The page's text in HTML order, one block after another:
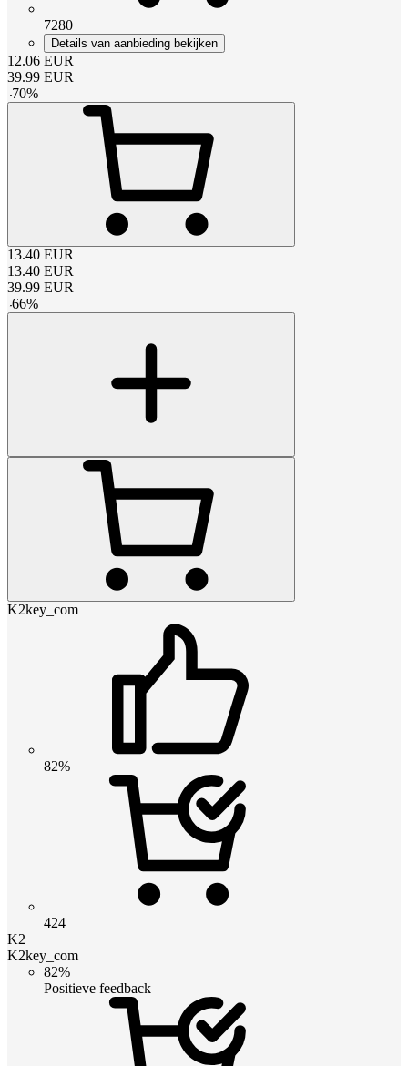
7280
Details van aanbieding bekijken
12.06 EUR
39.99 EUR
-70%
13.40 EUR
13.40 EUR
39.99 EUR
-66%
K2key_com
82%
424
K2
K2key_com
82%
Positieve feedback